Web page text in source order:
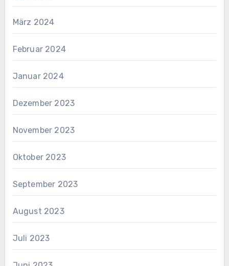
März 2024
Februar 2024
Januar 2024
Dezember 2023
November 2023
Oktober 2023
September 2023
August 2023
Juli 2023